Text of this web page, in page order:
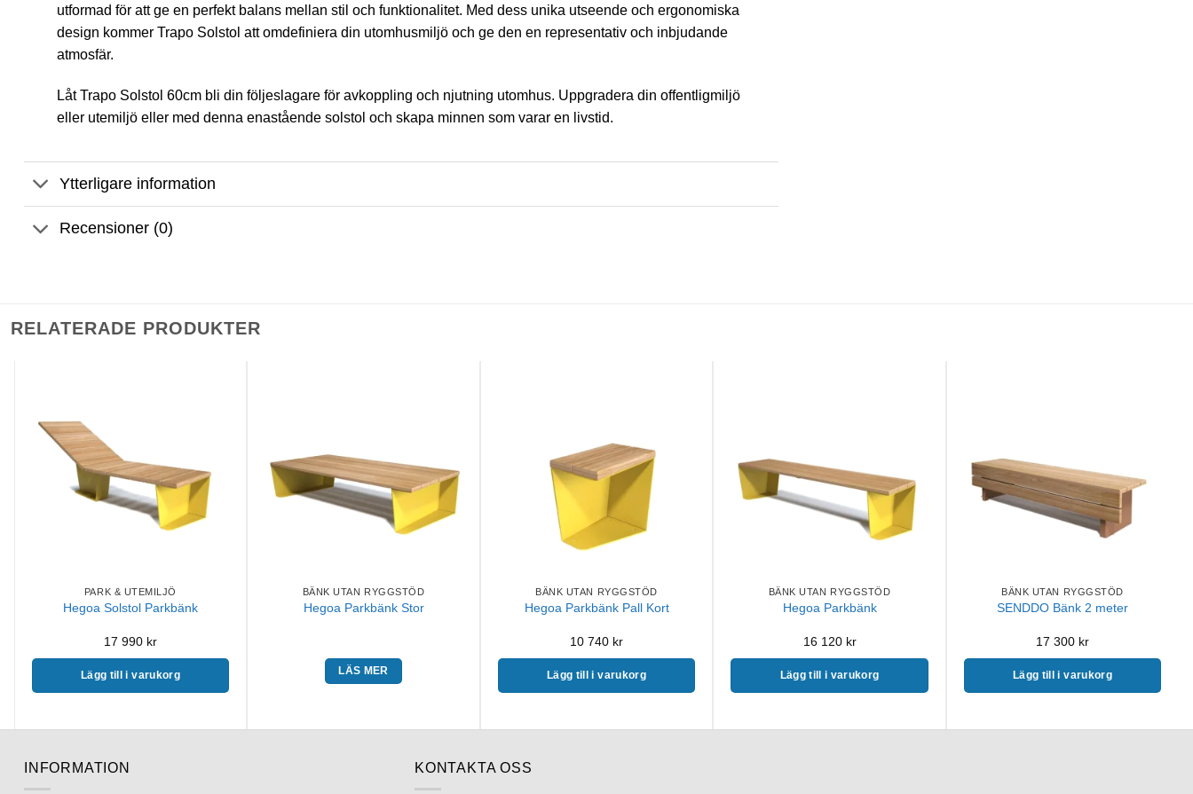
utformad för att ge en perfekt balans mellan stil och funktionalitet. Med dess unika utseende och ergonomiska
design kommer Trapo Solstol att omdefiniera din utomhusmiljö och ge den en representativ och inbjudande
atmosfär.
Låt Trapo Solstol 60cm bli din följeslagare för avkoppling och njutning utomhus. Uppgradera din offentligmiljö
eller utemiljö eller med denna enastående solstol och skapa minnen som varar en livstid.
Ytterligare information
Recensioner (0)
RELATERADE PRODUKTER
PARK & UTEMILJÖ
Hegoa Solstol Parkbänk
17 990 kr
Lägg till i varukorg
BÄNK UTAN RYGGSTÖD
Hegoa Parkbänk Stor
LÄS MER
BÄNK UTAN RYGGSTÖD
Hegoa Parkbänk Pall Kort
10 740 kr
Lägg till i varukorg
BÄNK UTAN RYGGSTÖD
Hegoa Parkbänk
16 120 kr
Lägg till i varukorg
BÄNK UTAN RYGGSTÖD
SENDDO Bänk 2 meter
17 300 kr
Lägg till i varukorg
INFORMATION KONTAKTA OSS